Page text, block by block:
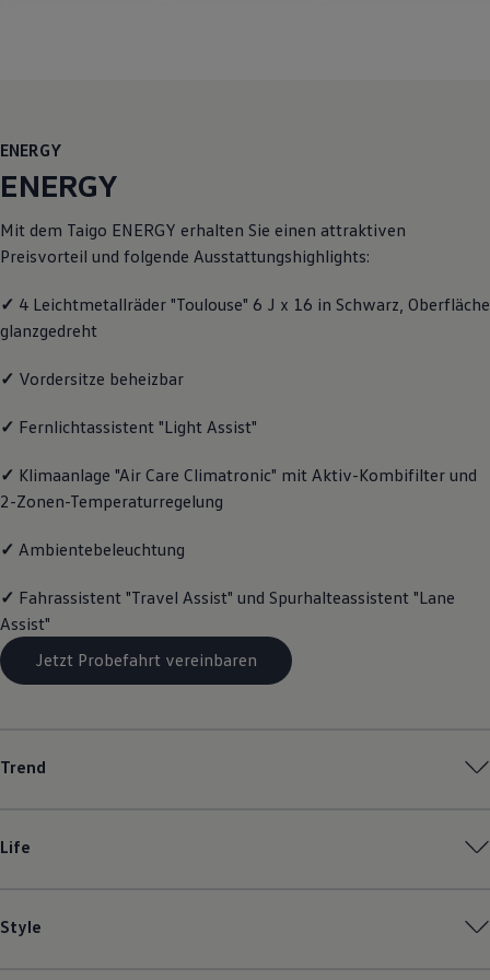
Wallbox und Ladekabel
Digitale Extras
Dienste für Ihr Modell finden
Handy und Fahrzeug verbinden
Vorgängermodelle
Kundeninformationen
Warn- und Kontrollleuchten
Digitale Betriebsanleitung
Magazin
Transport
Elektromobilität
Volkswagen R
Volkswagen Kundenbetreuung
ENERGY
ENERGY
Mit dem Taigo ENERGY erhalten Sie einen attraktiven
Preisvorteil und folgende Ausstattungshighlights:
✓ 4 Leichtmetallräder "Toulouse" 6 J x 16 in Schwarz, Oberfläche
glanzgedreht
✓ Vordersitze beheizbar
✓ Fernlichtassistent "Light Assist"
✓ Klimaanlage "Air Care Climatronic" mit Aktiv-Kombifilter und
2-Zonen-Temperaturregelung
✓ Ambientebeleuchtung
✓ Fahrassistent "Travel Assist" und Spurhalteassistent "Lane
Assist"
Jetzt Probefahrt vereinbaren
Trend
Life
Style